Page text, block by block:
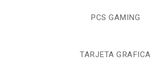
PCS GAMING
TARJETA GRAFICA